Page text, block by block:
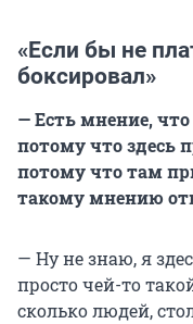
«Если бы не
боксировал»
— Есть мнение,
потому что здесь
потому что там
такому мнению
— Ну не знаю, я
просто чей-то
сколько людей,